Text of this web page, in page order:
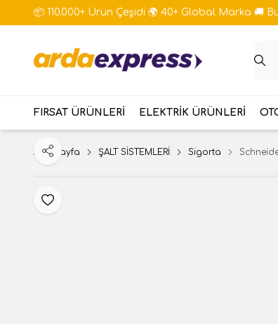
📦 110.000+ Ürün Çeşidi 🌍 40+ Global Marka 🚚
FIRSAT ÜRÜNLERİ ELEKTRİK ÜRÜNLERİ
Ana Sayfa ŞALT SİSTEMLERİ Sigorta
Favoriye Ekle
Paylaş